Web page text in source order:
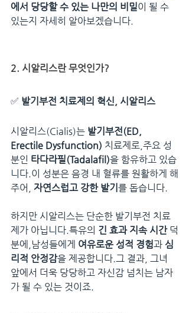
에서 당당할 수 있는 나만의 비밀이 될 수
있는지 자세히 알아보겠습니다.
2. 시알리스란 무엇인가?
✅ 발기부전 치료제의 혁신, 시알리스
시알리스(Cialis)는 발기부전(ED,
Erectile Dysfunction) 치료제로,주요 성
분인 타다라필(Tadalafil)을 함유하고 있습
니다.이 성분은 음경 내 혈류를 원활하게 해
주어, 자연스럽고 강한 발기 를 돕습니다.
하지만 시알리스는 단순한 발기부전 치료
제가 아닙니다.특유의 긴 효과 지속 시간 덕
분에,남성들에게 여유로운 성적 경험과 심
리적 안정감을 제공합니다.그 결과, 그녀
앞에서 더욱 당당하고 자신감 넘치는 남자
가 될 수 있는 것이죠.